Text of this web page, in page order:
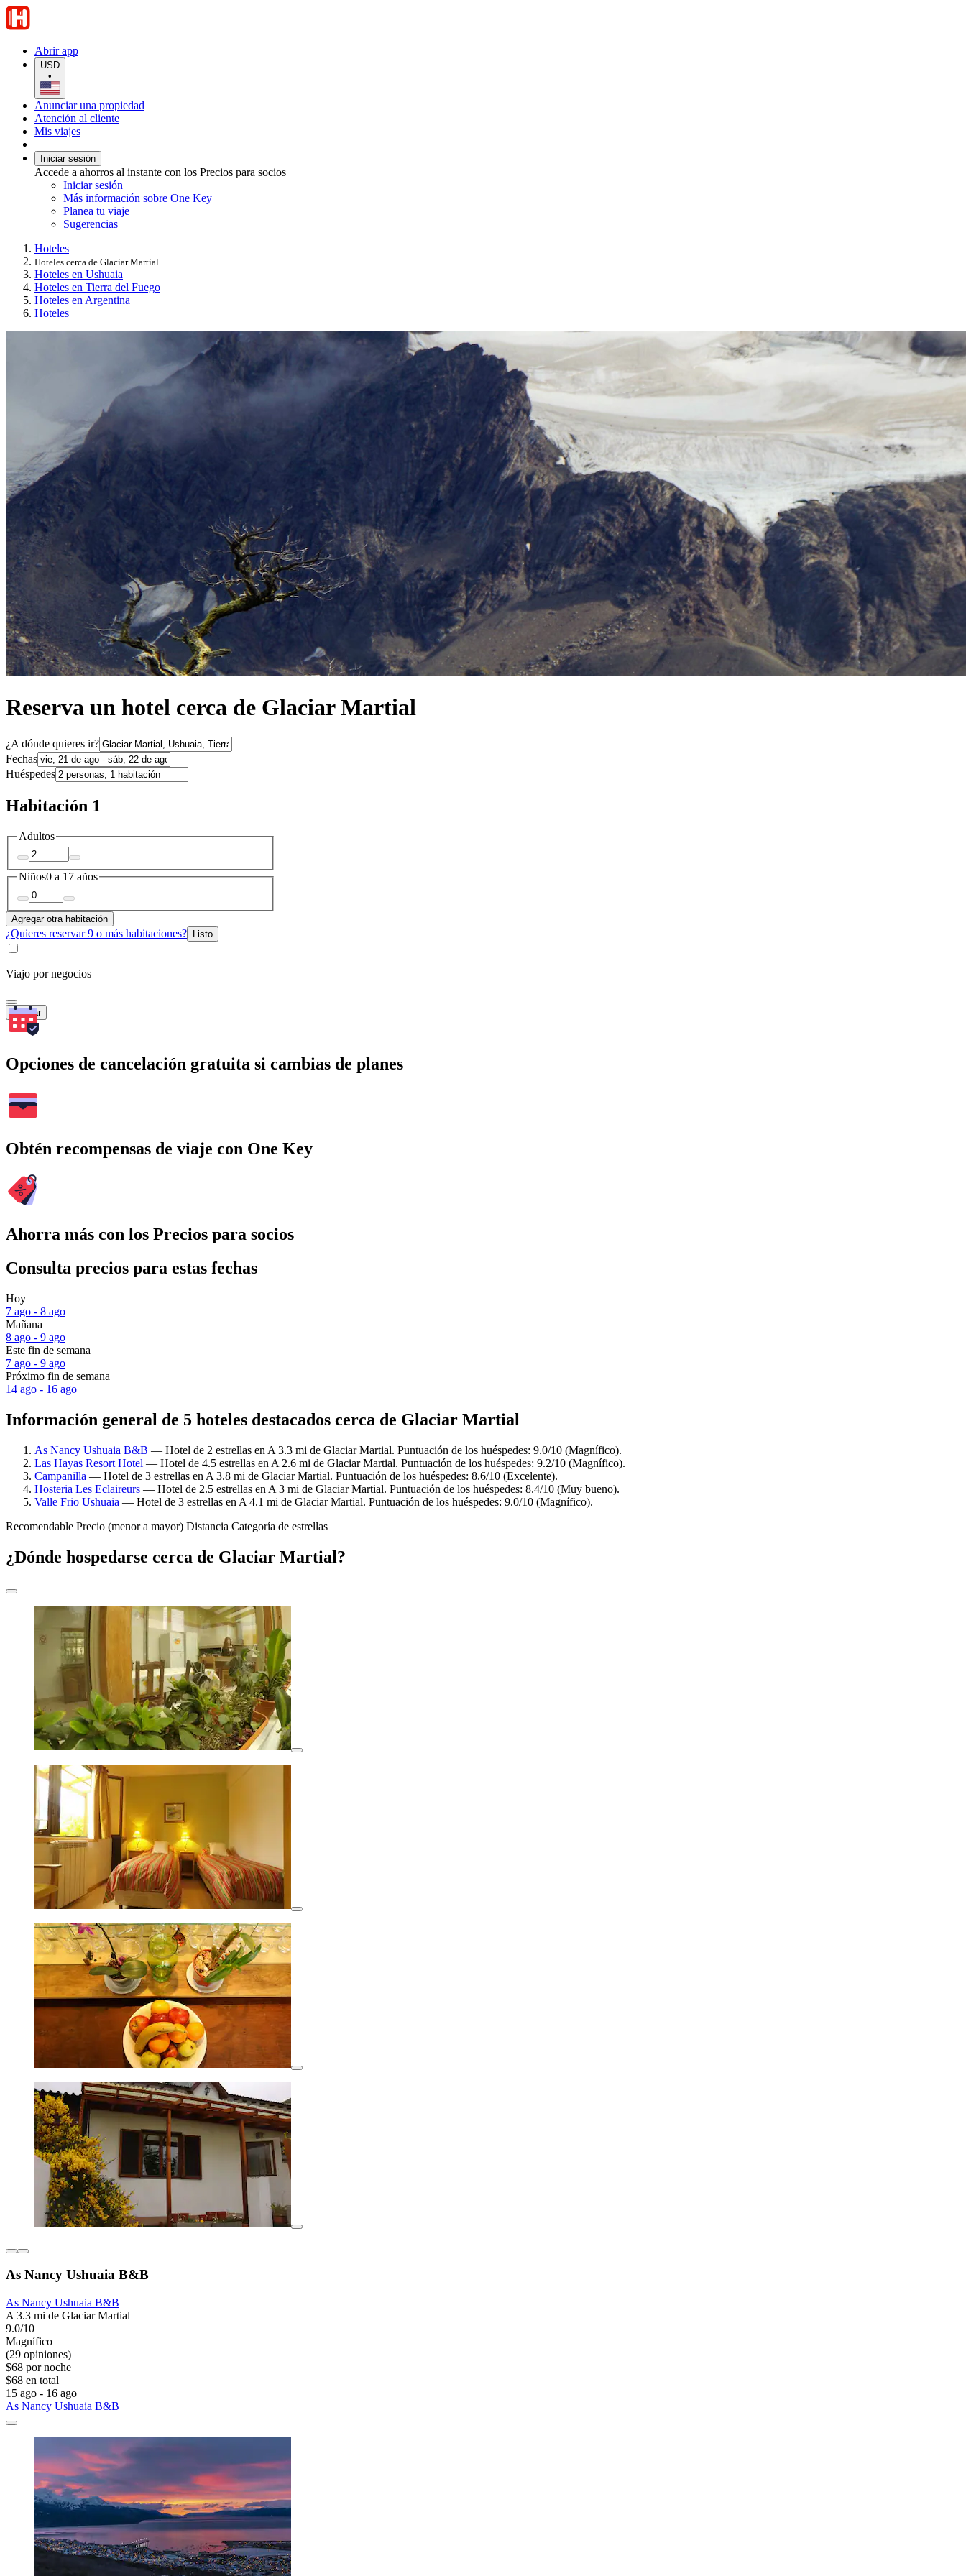
Abrir app
USD
•
Anunciar una propiedad
Atención al cliente
Mis viajes
Iniciar sesión
Accede a ahorros al instante con los Precios para socios
Iniciar sesión
Más información sobre One Key
Planea tu viaje
Sugerencias
Hoteles
Hoteles cerca de Glaciar Martial
Hoteles en Ushuaia
Hoteles en Tierra del Fuego
Hoteles en Argentina
Hoteles
Reserva un hotel cerca de Glaciar Martial
¿A dónde quieres ir?
Fechas
Huéspedes
Habitación 1
Adultos
Niños0 a 17 años
Agregar otra habitación
¿Quieres reservar 9 o más habitaciones? Listo
Viajo por negocios
Buscar
Opciones de cancelación gratuita si cambias de planes
Obtén recompensas de viaje con One Key
Ahorra más con los Precios para socios
Consulta precios para estas fechas
Hoy
7 ago - 8 ago
Mañana
8 ago - 9 ago
Este fin de semana
7 ago - 9 ago
Próximo fin de semana
14 ago - 16 ago
Información general de 5 hoteles destacados cerca de Glaciar Martial
As Nancy Ushuaia B&B — Hotel de 2 estrellas en A 3.3 mi de Glaciar Martial. Puntuación de los huéspedes: 9.0/10 (Magnífico).
Las Hayas Resort Hotel — Hotel de 4.5 estrellas en A 2.6 mi de Glaciar Martial. Puntuación de los huéspedes: 9.2/10 (Magnífico).
Campanilla — Hotel de 3 estrellas en A 3.8 mi de Glaciar Martial. Puntuación de los huéspedes: 8.6/10 (Excelente).
Hosteria Les Eclaireurs — Hotel de 2.5 estrellas en A 3 mi de Glaciar Martial. Puntuación de los huéspedes: 8.4/10 (Muy bueno).
Valle Frio Ushuaia — Hotel de 3 estrellas en A 4.1 mi de Glaciar Martial. Puntuación de los huéspedes: 9.0/10 (Magnífico).
Recomendable Precio (menor a mayor) Distancia Categoría de estrellas
¿Dónde hospedarse cerca de Glaciar Martial?
As Nancy Ushuaia B&B
As Nancy Ushuaia B&B
A 3.3 mi de Glaciar Martial
9.0/10
Magnífico
(29 opiniones)
$68 por noche
$68 en total
15 ago - 16 ago
As Nancy Ushuaia B&B